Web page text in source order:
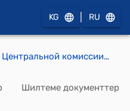
KG RU
Постановление Центральной комиссии по выборам и проведению референдумов КР от 11 октября 2011 года № 360 "О порядке голосования избирателей-военнослужащих, членов их семей и других избирателей, проживающих на территории расположения воинской части"
Шилтеме документтер